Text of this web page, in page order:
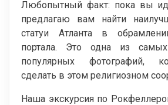
Любопытный факт: пока вы
предлагаю вам найти
статуи Атланта в
портала. Это одна из
популярных фотографий,
сделать в этом религиозном
Наша экскурсия по